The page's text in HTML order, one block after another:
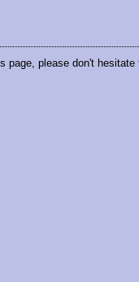
page, please don't